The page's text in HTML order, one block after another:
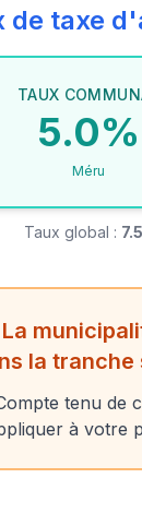
de taxe
TAUX
5.0%
Méru
Taux global :
La
la
tenu de
à votre